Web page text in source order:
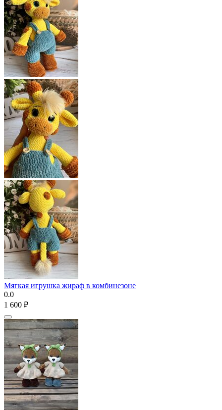
Мягкая игрушка жираф в комбинезоне
0.0
1 600 ₽